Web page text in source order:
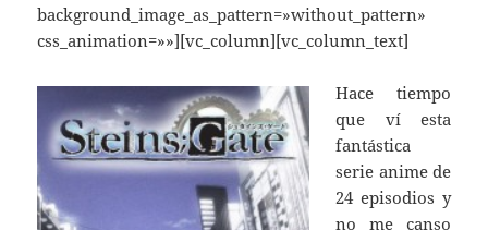
background_image_as_pattern=»without_pattern»
css_animation=»»][vc_column][vc_column_text]
Hace tiempo
que ví esta
fantástica
serie anime de
24 episodios y
no me canso